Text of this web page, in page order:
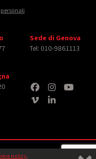
policy.
Sede di Genova
Tel: 010-9861113
Tutti i diritti relativi ad